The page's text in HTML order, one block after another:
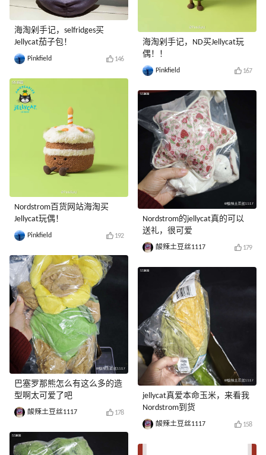
海淘剁手记，selfridges买
Jellycat茄子包！
Pinkfield 146
Nordstrom百货网站海淘买
Jellycat玩偶！
Pinkfield 192
巴塞罗那熊怎么有这么多的造
型啊太可爱了吧
酸辣土豆丝1117 178
海淘剁手记，ND买Jellycat玩
偶！！
Pinkfield 167
Nordstrom的jellycat真的可以
送礼，很可爱
酸辣土豆丝1117 179
jellycat真爱本命玉米，来看我
Nordstrom到货
酸辣土豆丝1117 158